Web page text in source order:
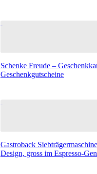
Schenke Freude –
Geschenkgutscheine
Gastroback
Design, gross im Espresso-